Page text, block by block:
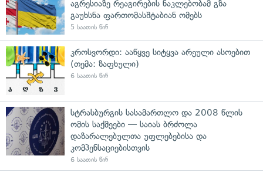
აგრესიაზე რეაგირების ნაკლებობამ გზა
გაუხსნა ფართომასშტაბიან ომებს
5 საათის წინ
კროსვორდი: ააწყვე სიტყვა არეული ასოებით
(თემა: ზაფხული)
6 საათის წინ
სტრასბურგის სასამართლო და 2008 წლის
ომის საქმეები — საიას ბრძოლა
დაზარალებულთა უფლებებისა და
კომპენსაციებისთვის
6 საათის წინ